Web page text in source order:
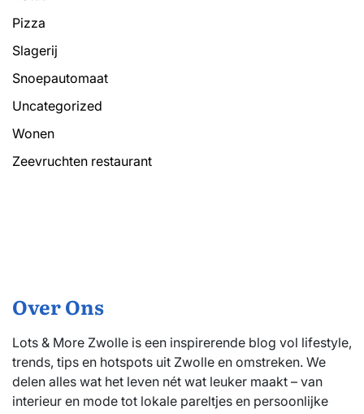
Pizza
Slagerij
Snoepautomaat
Uncategorized
Wonen
Zeevruchten restaurant
Over Ons
Lots & More Zwolle is een inspirerende blog vol lifestyle,
trends, tips en hotspots uit Zwolle en omstreken. We
delen alles wat het leven nét wat leuker maakt – van
interieur en mode tot lokale pareltjes en persoonlijke